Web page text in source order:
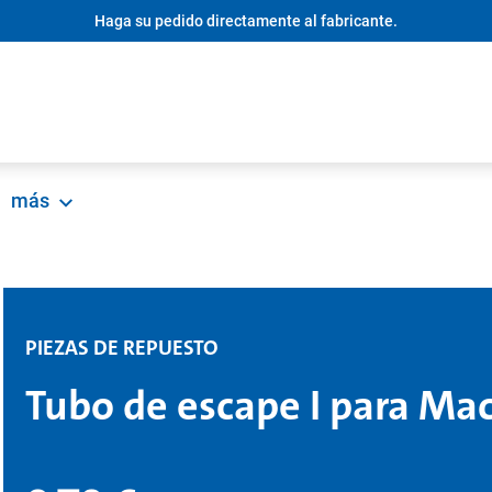
Haga su pedido directamente al fabricante.
más
PIEZAS DE REPUESTO
Tubo de escape I para